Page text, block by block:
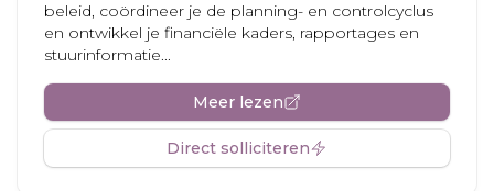
beleid, coördineer je de planning- en controlcyclus
en ontwikkel je financiële kaders, rapportages en
stuurinformatie...
Meer lezen
Direct solliciteren